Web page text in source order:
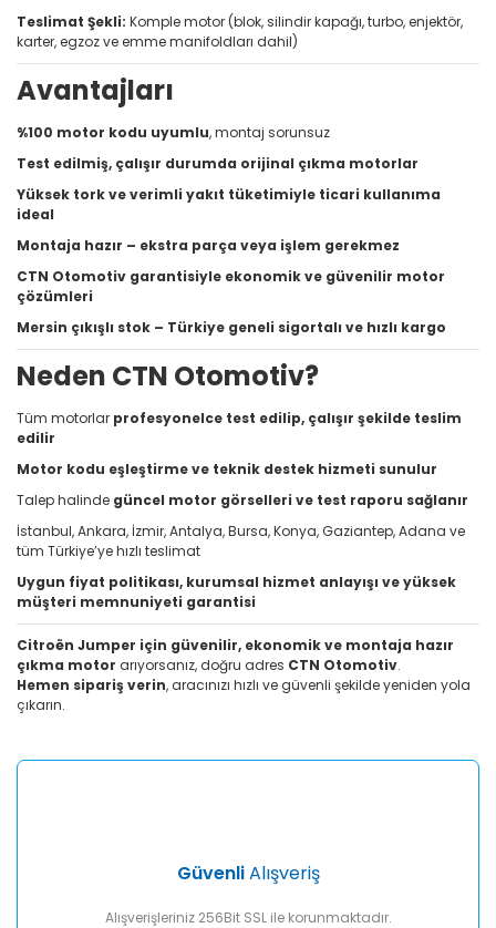
Teslimat Şekli: Komple motor (blok, silindir kapağı, turbo, enjektör,
karter, egzoz ve emme manifoldları dahil)
Avantajları
%100 motor kodu uyumlu, montaj sorunsuz
Test edilmiş, çalışır durumda orijinal çıkma motorlar
Yüksek tork ve verimli yakıt tüketimiyle ticari kullanıma
ideal
Montaja hazır – ekstra parça veya işlem gerekmez
CTN Otomotiv garantisiyle ekonomik ve güvenilir motor
çözümleri
Mersin çıkışlı stok – Türkiye geneli sigortalı ve hızlı kargo
Neden CTN Otomotiv?
Tüm motorlar profesyonelce test edilip, çalışır şekilde teslim
edilir
Motor kodu eşleştirme ve teknik destek hizmeti sunulur
Talep halinde güncel motor görselleri ve test raporu sağlanır
İstanbul, Ankara, İzmir, Antalya, Bursa, Konya, Gaziantep, Adana ve
tüm Türkiye’ye hızlı teslimat
Uygun fiyat politikası, kurumsal hizmet anlayışı ve yüksek
müşteri memnuniyeti garantisi
Citroën Jumper için güvenilir, ekonomik ve montaja hazır
çıkma motor arıyorsanız, doğru adres CTN Otomotiv.
Hemen sipariş verin, aracınızı hızlı ve güvenli şekilde yeniden yola
çıkarın.
GüvenliAlışveriş
Alışverişleriniz 256Bit SSL ile korunmaktadır.